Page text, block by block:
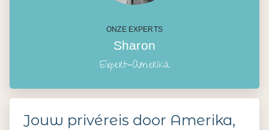
ONZE EXPERTS
Sharon
Expert-Amerika
Jouw privéreis door Amerika,